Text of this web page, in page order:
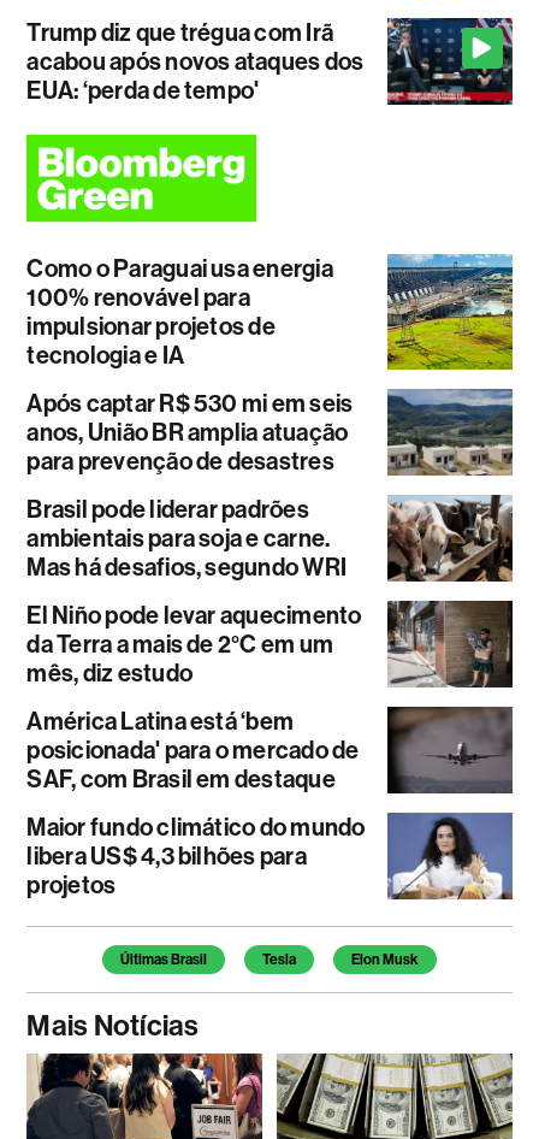
Trump diz que trégua com Irã
acabou após novos ataques dos
EUA: ‘perda de tempo'
Como o Paraguai usa energia
100% renovável para
impulsionar projetos de
tecnologia e IA
Após captar R$ 530 mi em seis
anos, União BR amplia atuação
para prevenção de desastres
Brasil pode liderar padrões
ambientais para soja e carne.
Mas há desafios, segundo WRI
El Niño pode levar aquecimento
da Terra a mais de 2°C em um
mês, diz estudo
América Latina está ‘bem
posicionada' para o mercado de
SAF, com Brasil em destaque
Maior fundo climático do mundo
libera US$ 4,3 bilhões para
projetos
Temas deste artigo
Últimas Brasil Tesla Elon Musk
Mais Notícias